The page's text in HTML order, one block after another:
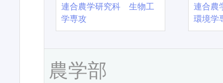
連合農学研究科 生物工
学専攻
連合農
環境学
農学部